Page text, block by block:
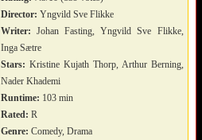
Director: Yngvild Sve Flikke
Writer: Johan Fasting, Yngvild Sve Flikke,
Inga Sætre
Stars: Kristine Kujath Thorp, Arthur Berning,
Nader Khademi
Runtime: 103 min
Rated: R
Genre: Comedy, Drama